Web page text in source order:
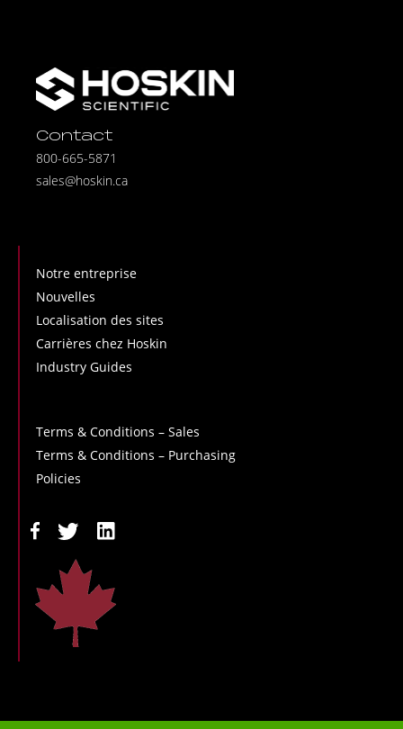
Contact
800-665-5871
sales@hoskin.ca
Notre entreprise
Nouvelles
Localisation des sites
Carrières chez Hoskin
Industry Guides
Terms & Conditions – Sales
Terms & Conditions – Purchasing
Policies